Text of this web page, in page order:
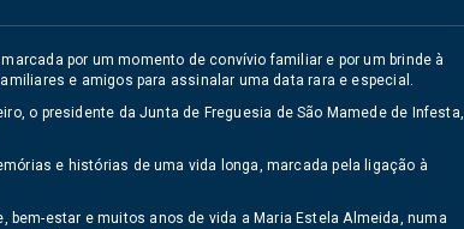
por um momento de convívio familiar e por um brinde à
e amigos para assinalar uma data rara e especial.
, o presidente da Junta de Freguesia de São Mamede de Infesta,
e histórias de uma vida longa, marcada pela ligação à
estar e muitos anos de vida a Maria Estela Almeida, numa